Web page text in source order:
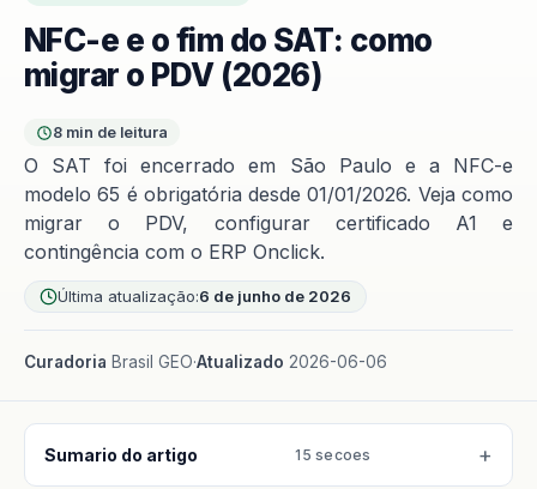
NFC-e e o fim do SAT: como
migrar o PDV (2026)
8 min de leitura
O SAT foi encerrado em São Paulo e a NFC-e
modelo 65 é obrigatória desde 01/01/2026. Veja como
migrar o PDV, configurar certificado A1 e
contingência com o ERP Onclick.
Última atualização:6 de junho de 2026
Curadoria Brasil GEO·Atualizado 2026-06-06
Sumario do artigo 15 secoes